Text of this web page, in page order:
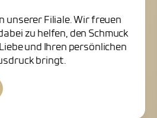
unserer Filiale. Wir freuen
zu helfen, den Schmuck
und Ihren persönlichen
bringt.